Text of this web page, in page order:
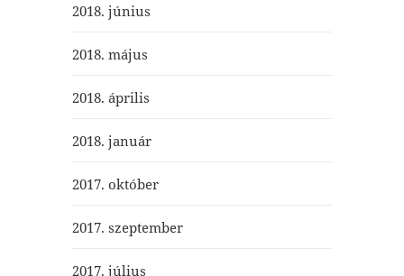
2018. június
2018. május
2018. április
2018. január
2017. október
2017. szeptember
2017. július